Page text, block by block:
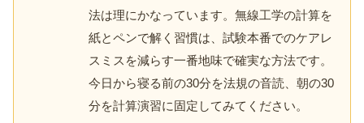
法は理にかなっています。無線工学の計算を
紙とペンで解く習慣は、試験本番でのケアレ
スミスを減らす一番地味で確実な方法です。
今日から寝る前の30分を法規の音読、朝の30
分を計算演習に固定してみてください。